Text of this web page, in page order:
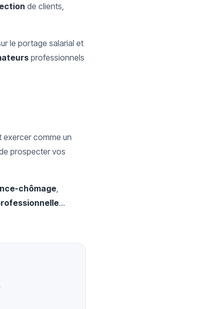
de clients,
le portage salarial et
professionnels
exercer comme un
prospecter vos
chômage,
…